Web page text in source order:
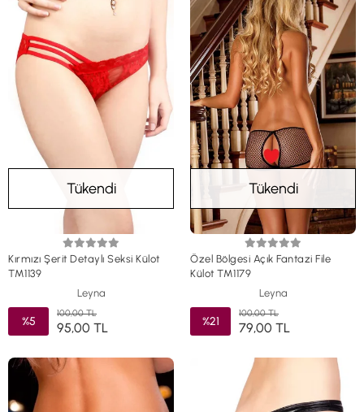
Tükendi
Kırmızı Şerit Detaylı Seksi Külot
TM1139
Leyna
%5
100,00 TL
95,00 TL
Tükendi
Özel Bölgesi Açık Fantazi File
Külot TM1179
Leyna
%21
100,00 TL
79,00 TL